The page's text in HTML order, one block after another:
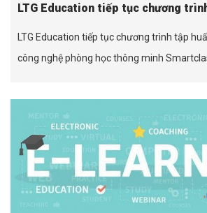
LTG Education tiếp tục chương
LTG Education tiếp tục chương trình tập
công nghệ phòng học thông minh